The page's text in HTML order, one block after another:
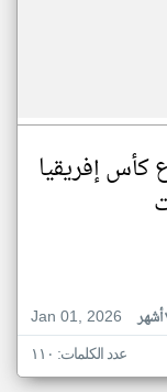
إفريقيا
Jan 01, 2026
عدد الكلمات: ١١٠